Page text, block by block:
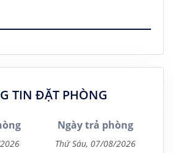
TIN ĐẶT PHÒNG
Ngày trả phòng